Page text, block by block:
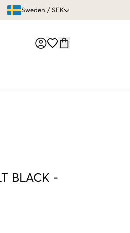
Sweden / SEK
BLACK -